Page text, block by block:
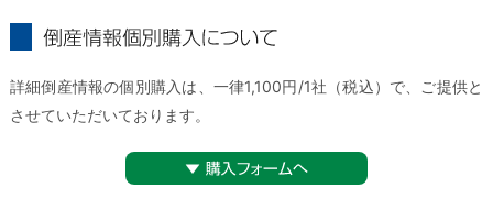
詳細倒産情報の個別購入は、一律1,100円/1社（税込）で、ご提供と
させていただいております。